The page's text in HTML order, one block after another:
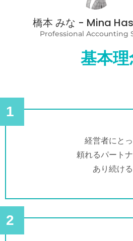
橋本 みな - Mina
Professional Accounting
基本理
1
経営者にと
頼れるパート
あり続ける
2